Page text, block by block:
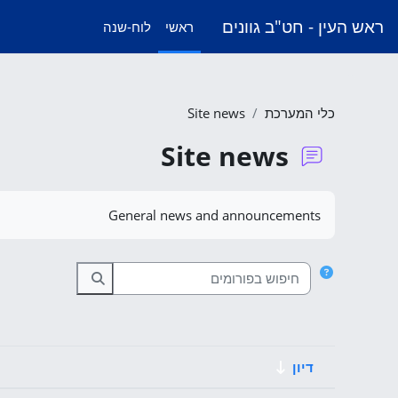
ראש העין - חט"ב גוונים ראשי לוח-שנה
כלי המערכת Site news
Site news
General news and announcements
חיפוש בפורומים
חיפוש בפורומים
דיון